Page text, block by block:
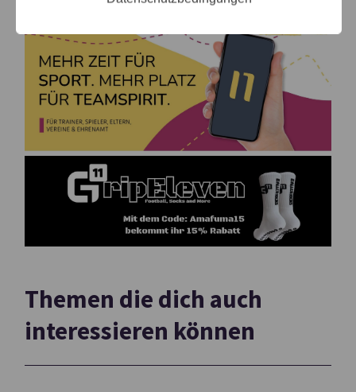
Themen die dich auch
interessieren können